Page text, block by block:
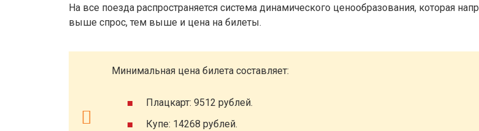
На все поезда распространяется система динамического ценообразования, которая
выше спрос, тем выше и цена на билеты.
Минимальная цена билета составляет:
Плацкарт: 9512 рублей.
Купе: 14268 рублей.